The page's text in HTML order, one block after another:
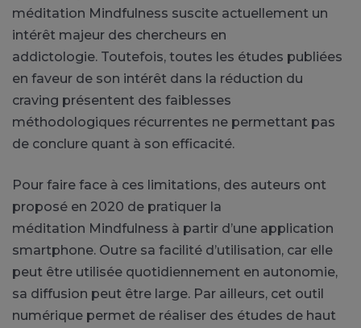
méditation Mindfulness suscite actuellement un
intérêt majeur des chercheurs en
addictologie. Toutefois, toutes les études publiées
en faveur de son intérêt dans la réduction du
craving présentent des faiblesses
méthodologiques récurrentes ne permettant pas
de conclure quant à son efficacité.
Pour faire face à ces limitations, des auteurs ont
proposé en 2020 de pratiquer la
méditation Mindfulness à partir d’une application
smartphone. Outre sa facilité d’utilisation, car elle
peut être utilisée quotidiennement en autonomie,
sa diffusion peut être large. Par ailleurs, cet outil
numérique permet de réaliser des études de haut